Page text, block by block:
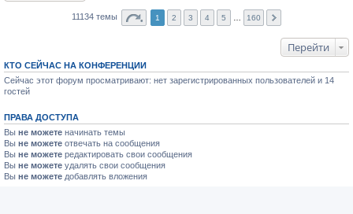
11134 темы 1 2 3 4 5 160
Перейти
КТО СЕЙЧАС НА КОНФЕРЕНЦИИ
Сейчас этот форум просматривают: нет зарегистрированных пользователей и 14
гостей
ПРАВА ДОСТУПА
Вы не можете начинать темы
Вы не можете отвечать на сообщения
Вы не можете редактировать свои сообщения
Вы не можете удалять свои сообщения
Вы не можете добавлять вложения